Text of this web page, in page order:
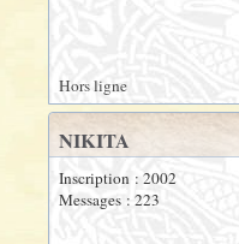
Hors ligne
NIKITA
Inscription : 2002
Messages : 223